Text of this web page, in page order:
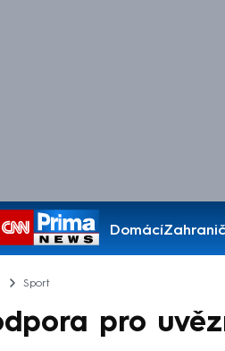
Domácí
Pořady
Sport
pro